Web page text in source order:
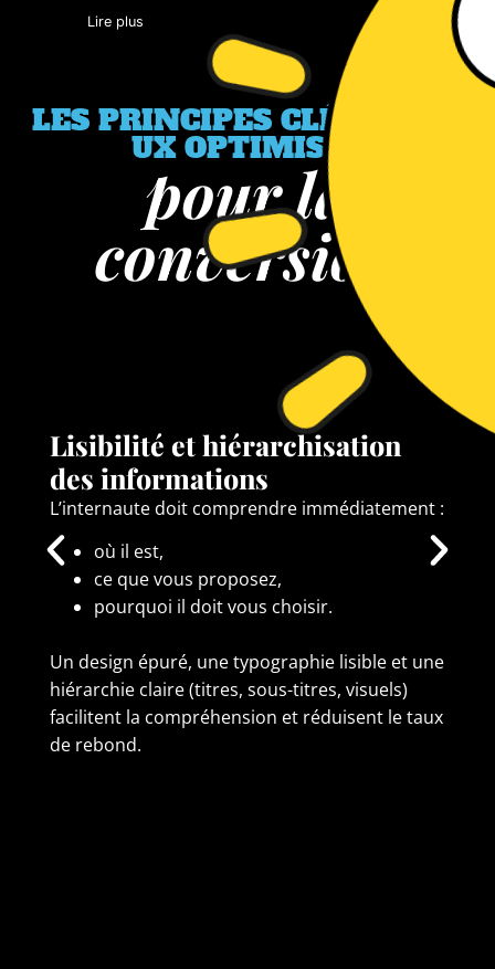
Lire plus
LES PRINCIPES CLÉS D’UNE
UX OPTIMISÉE
pour la
conversion
Lisibilité et hiérarchisation
des informations
L’internaute doit comprendre immédiatement :
où il est,
ce que vous proposez,
pourquoi il doit vous choisir.
Un design épuré, une typographie lisible et une
hiérarchie claire (titres, sous-titres, visuels)
facilitent la compréhension et réduisent le taux
de rebond.